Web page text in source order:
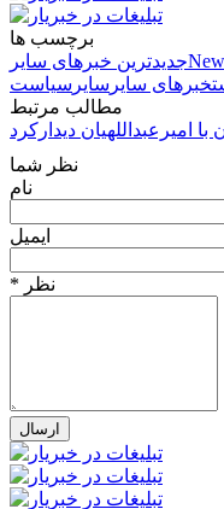
برچسب ها
جدیدترین خبرهای سایر
خبرهای سایر سایر سیاست
مطالب مرتبط
امیرعبداللهیان دیدارکرد
نظر شما
نام
ایمیل
* نظر